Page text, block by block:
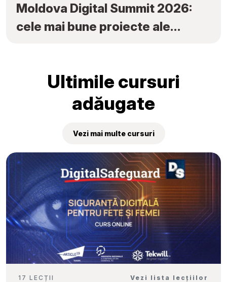
Moldova Digital Summit 2026:
cele mai bune proiecte ale
Ultimile cursuri
adăugate
Vezi mai multe cursuri
17 LECȚII Vezi lista lecțiilor